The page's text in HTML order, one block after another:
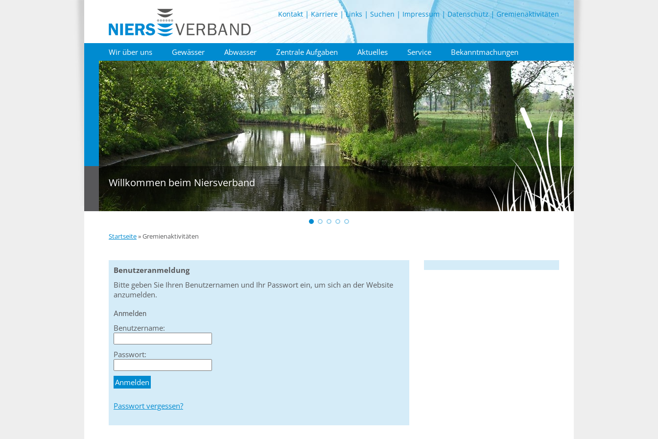
Kontakt Karriere Links Suchen Impressum Datenschutz Gremienaktivitäten
Wir über uns Gewässer Abwasser Zentrale Aufgaben Aktuelles Service Bekanntmachungen
Willkommen beim Niersverband
Startseite»Gremienaktivitäten
Benutzeranmeldung
Bitte geben Sie Ihren Benutzernamen und Ihr Passwort ein, um sich an der Website
anzumelden.
Anmelden
Benutzername:
Passwort:
Passwort vergessen?